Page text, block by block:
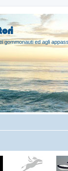
gommonauti ed agli